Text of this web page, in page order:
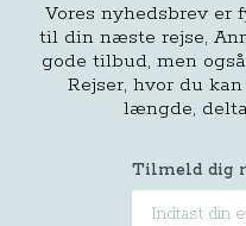
Vores nyhedsbrev
til din næste rejse,
gode tilbud, men
Rejser, hvor du
længde,
Tilmeld dig